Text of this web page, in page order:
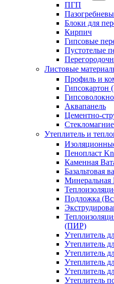
ПГП
Блоки для
Кирпич
Гипсовые
Пустотелые
Листовые
Профиль и
Гипсокартон
Аквапанель
Цементно-
Утеплитель и
Пенопласт
Каменная
Базальтовая
Минеральная
Подложка
(ПИР)
Утеплитель
Утеплитель
Утеплитель
Утеплитель
Утеплитель
Утеплитель